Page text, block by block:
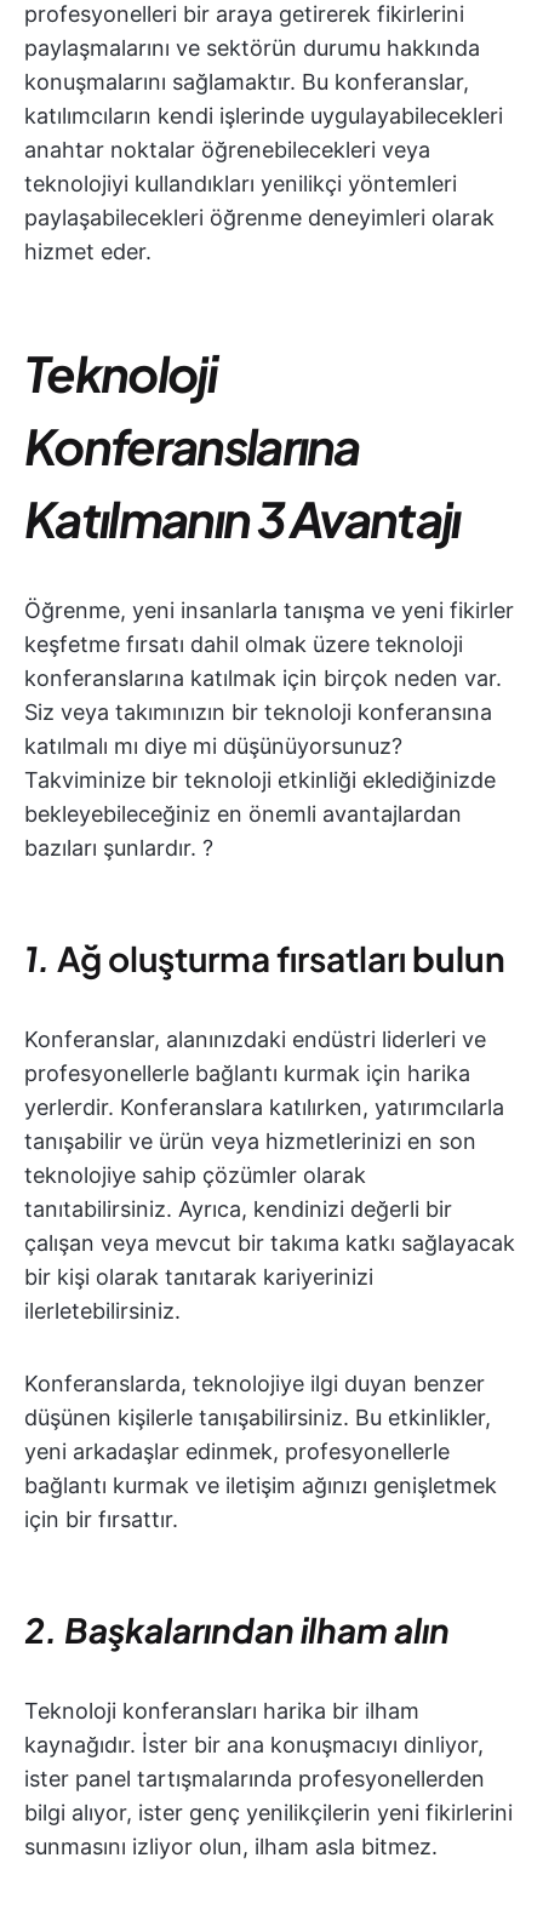
profesyonelleri bir araya getirerek fikirlerini
paylaşmalarını ve sektörün durumu hakkında
konuşmalarını sağlamaktır. Bu konferanslar,
katılımcıların kendi işlerinde uygulayabilecekleri
anahtar noktalar öğrenebilecekleri veya
teknolojiyi kullandıkları yenilikçi yöntemleri
paylaşabilecekleri öğrenme deneyimleri olarak
hizmet eder.
Teknoloji
Konferanslarına
Katılmanın 3 Avantajı
Öğrenme, yeni insanlarla tanışma ve yeni fikirler
keşfetme fırsatı dahil olmak üzere teknoloji
konferanslarına katılmak için birçok neden var.
Siz veya takımınızın bir teknoloji konferansına
katılmalı mı diye mi düşünüyorsunuz?
Takviminize bir teknoloji etkinliği eklediğinizde
bekleyebileceğiniz en önemli avantajlardan
bazıları şunlardır. ?️
1. Ağ oluşturma fırsatları bulun
Konferanslar, alanınızdaki endüstri liderleri ve
profesyonellerle bağlantı kurmak için harika
yerlerdir. Konferanslara katılırken, yatırımcılarla
tanışabilir ve ürün veya hizmetlerinizi en son
teknolojiye sahip çözümler olarak
tanıtabilirsiniz. Ayrıca, kendinizi değerli bir
çalışan veya mevcut bir takıma katkı sağlayacak
bir kişi olarak tanıtarak kariyerinizi
ilerletebilirsiniz.
Konferanslarda, teknolojiye ilgi duyan benzer
düşünen kişilerle tanışabilirsiniz. Bu etkinlikler,
yeni arkadaşlar edinmek, profesyonellerle
bağlantı kurmak ve iletişim ağınızı genişletmek
için bir fırsattır.
2. Başkalarından ilham alın
Teknoloji konferansları harika bir ilham
kaynağıdır. İster bir ana konuşmacıyı dinliyor,
ister panel tartışmalarında profesyonellerden
bilgi alıyor, ister genç yenilikçilerin yeni fikirlerini
sunmasını izliyor olun, ilham asla bitmez.